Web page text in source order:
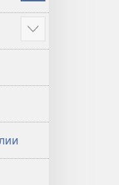
Подробнее